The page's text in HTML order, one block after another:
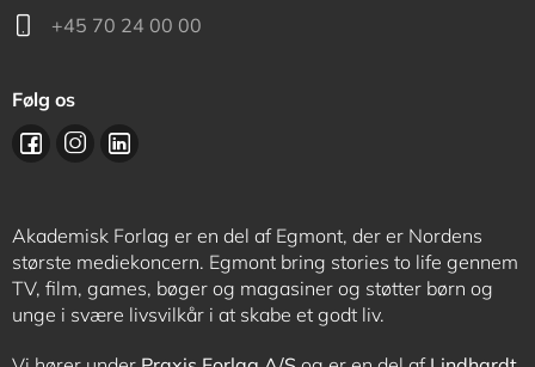
+45 70 24 00 00
Følg os
Akademisk Forlag er en del af Egmont, der er Nordens
største mediekoncern. Egmont bring stories to life gennem
TV, film, games, bøger og magasiner og støtter børn og
unge i svære livsvilkår i at skabe et godt liv.